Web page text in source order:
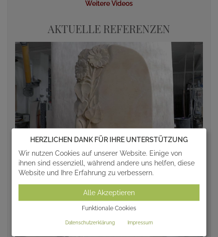
Weitere Videos
AKTUELLE REFERENZEN
HERZLICHEN DANK FÜR IHRE UNTERSTÜTZUNG
Wir nutzen Cookies auf unserer Website. Einige von
ihnen sind essenziell, während andere uns helfen, diese
Website und Ihre Erfahrung zu verbessern.
Alle Akzeptieren
Funktionale Cookies
Datenschutzerklärung Impressum